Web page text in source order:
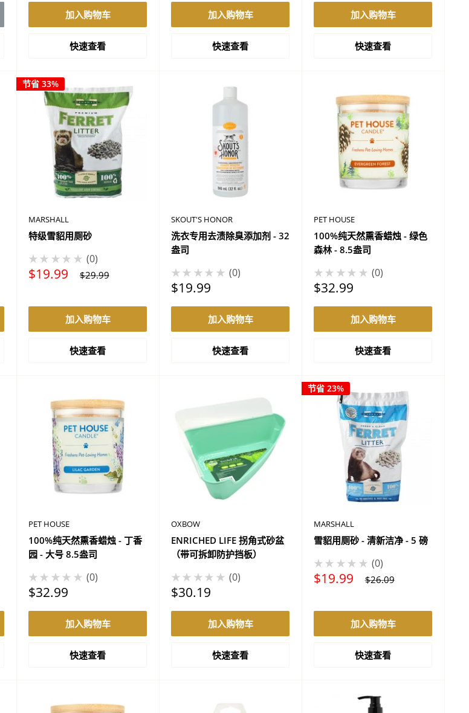
价 加入购物车
快速查看
价 加入购物车
快速查看
价 加入购物车
快速查看
节省 33%
MARSHALL
特级雪貂用厕砂
★★★★★ 0
促
格
$19.99 正
$29.99
加入购物车
快速查看
SKOUT'S HONOR
洗衣专用去渍除臭添加剂 - 32
盎司
★★★★★ 0
促
价
$19.99
加入购物车
快速查看
PET HOUSE
100%纯天然熏香蜡烛 - 绿色
森林 - 8.5盎司
★★★★★ 0
促
价
$32.99
加入购物车
快速查看
PET HOUSE
100%纯天然熏香蜡烛 - 丁香
园 - 大号 8.5盎司
★★★★★ 0
促
价
$32.99
加入购物车
快速查看
OXBOW
ENRICHED LIFE 拐角式砂盆
（带可拆卸防护挡板）
★★★★★ 0
促
价
$30.19
加入购物车
快速查看
节省 23%
MARSHALL
雪貂用厕砂 - 清新洁净 - 5 磅
★★★★★ 0
促
格
$19.99 正
$26.09
加入购物车
快速查看